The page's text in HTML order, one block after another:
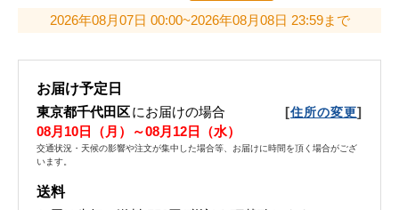
2026年08月07日 00:00~2026年08月08日 23:59まで
お届け予定日
東京都千代田区にお届けの場合 [住所の変更]
08月10日（月）～08月12日（水）
交通状況・天候の影響や注文が集中した場合等、お届けに時間を頂く場合がござ
います。
送料